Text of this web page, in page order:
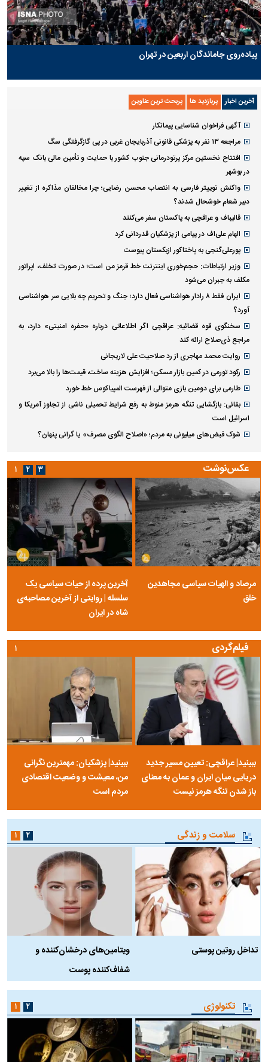
پیاده‌روی جاماندگان اربعین در تهران
آخرین اخبار پربازدید ها پربحث ترین عناوین
آگهی فراخوان شناسایی پیمانکار
مراجعه ۱۳ نفر به پزشکی قانونی آذربایجان غربی در پی گازگرفتگی سگ
افتتاح نخستین مرکز پرتودرمانی جنوب کشور با حمایت و تأمین مالی بانک سپه
در بوشهر
واکنش توییتر فارسی به انتصاب محسن رضایی؛ چرا مخالفان مذاکره از تغییر
دبیر شعام خوشحال شدند؟
قالیباف و عراقچی به پاکستان سفر می‌کنند
الهام علی‌اف در پیامی از پزشکیان قدردانی کرد
پورعلی‌گنجی به پاختاکور ازبکستان پیوست
وزیر ارتباطات: حجم‌خوری اینترنت خط قرمز من است؛ در صورت تخلف، اپراتور
مکلف به جبران می‌شود
ایران فقط ۸ رادار هواشناسی فعال دارد؛ جنگ و تحریم چه بلایی سر هواشناسی
آورد؟
سخنگوی قوه قضائیه: عراقچی اگر اطلاعاتی درباره «حفره امنیتی» دارد، به
مراجع ذی‌صلاح ارائه کند
روایت محمد مهاجری از رد صلاحیت علی لاریجانی
رکود تورمی در کمین بازار مسکن؛ افزایش هزینه ساخت، قیمت‌ها را بالا می‌برد
طارمی برای دومین بازی متوالی از فهرست المپیاکوس خط خورد
بقائی: بازگشایی تنگه هرمز منوط به رفع شرایط تحمیلی ناشی از تجاوز آمریکا و
اسرائیل است
شوک قبض‌های میلیونی به مردم؛ «اصلاح الگوی مصرف» یا گرانی پنهان؟
عکس‌نوشت
مرصاد و الهیات سیاسی مجاهدین
خلق
آخرین پرده از حیات سیاسی یک
سلسله | روایتی از آخرین مصاحبه‌ی
شاه در ایران
۱ ۲ ۳
فیلم‌گردی
ببینید| عراقچی: تعیین مسیر جدید
دریایی میان ایران و عمان به معنای
باز شدن تنگه هرمز نیست
ببینید| پزشکیان: مهمترین نگرانی
من، معیشت و وضعیت اقتصادی
مردم است
۱
سلامت و زندگی
تداخل روتین پوستی
ویتامین‌های درخشان‌کننده و
شفاف‌کننده پوست
۱ ۲
تکنولوژی ۱ ۲